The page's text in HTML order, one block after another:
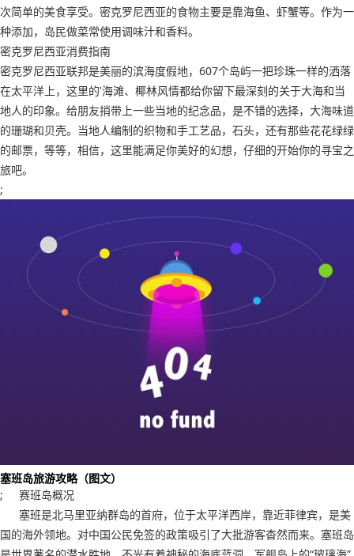
次简单的美食享受。密克罗尼西亚的食物主要是靠海鱼、虾蟹等。作为一
种添加，岛民做菜常使用调味汁和香料。
密克罗尼西亚消费指南
密克罗尼西亚联邦是美丽的滨海度假地，607个岛屿一把珍珠一样的洒落
在太平洋上，这里的'海滩、椰林风情都给你留下最深刻的关于大海和当
地人的印象。给朋友捎带上一些当地的纪念品，是不错的选择，大海味道
的珊瑚和贝壳。当地人编制的织物和手工艺品，石头，还有那些花花绿绿
的邮票，等等，相信，这里能满足你美好的幻想，仔细的开始你的寻宝之
旅吧。
;
塞班岛旅游攻略（图文）
; 赛班岛概况
塞班是北马里亚纳群岛的首府，位于太平洋西岸，靠近菲律宾，是美
国的海外领地。对中国公民免签的政策吸引了大批游客杳然而来。塞班岛